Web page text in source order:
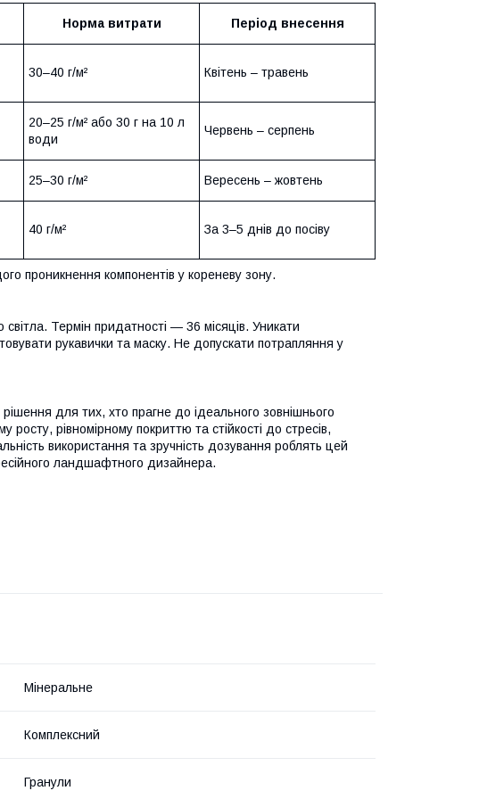
Норма витрати Період внесення
30–40 г/м² Квітень – травень
20–25 г/м² або 30 г на 10 л
води
Червень – серпень
25–30 г/м² Вересень – жовтень
40 г/м² За 3–5 днів до посіву
проникнення компонентів у кореневу зону.
світла. Термін придатності — 36 місяців. Уникати
рукавички та маску. Не допускати потрапляння у
для тих, хто прагне до ідеального зовнішнього
рівномірному покриттю та стійкості до стресів,
використання та зручність дозування роблять цей
ландшафтного дизайнера.
Мінеральне
Комплексний
Гранули